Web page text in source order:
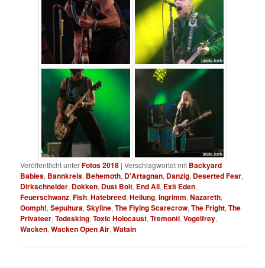
Veröffentlicht unterFotos 2018 |Verschlagwortet mit Backyard
Babies, Bannkreis, Behemoth, D'Artagnan, Danzig, Deserted Fear,
Dirkschneider, Dokken, Dust Bolt, End All, Exit Eden,
Feuerschwanz,Fish,Hatebreed,Heilung,Ingrimm,Nazareth,
Oomph!,Sepultura,Skyline,The Flying Scarecrow,The Fright,The
Privateer,Todesking,Toxic Holocaust,Tremonti,Vogelfrey,
Wacken,Wacken Open Air,Watain